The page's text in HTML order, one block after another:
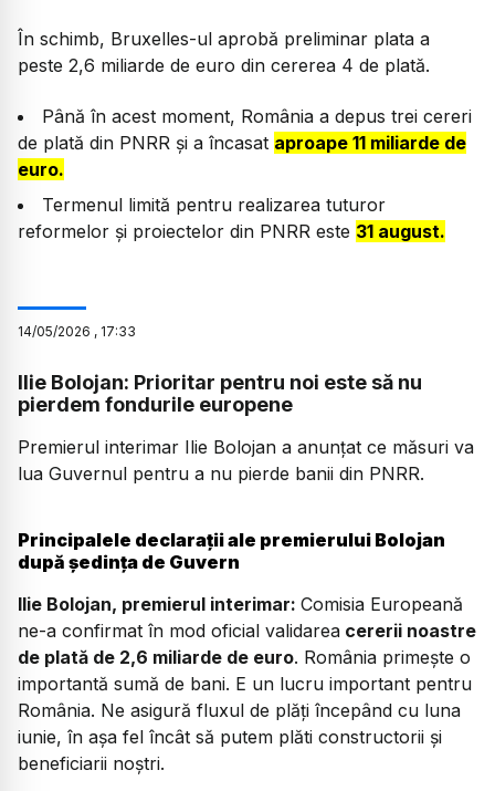
În schimb, Bruxelles-ul aprobă preliminar plata a
peste 2,6 miliarde de euro din cererea 4 de plată.
Până în acest moment, România a depus trei cereri
de plată din PNRR și a încasat aproape 11 miliarde de
euro.
Termenul limită pentru realizarea tuturor
reformelor și proiectelor din PNRR este 31 august.
14/05/2026 , 17:33
Ilie Bolojan: Prioritar pentru noi este să nu
pierdem fondurile europene
Premierul interimar Ilie Bolojan a anunțat ce măsuri va
lua Guvernul pentru a nu pierde banii din PNRR.
Principalele declarații ale premierului Bolojan
după ședința de Guvern
Ilie Bolojan, premierul interimar: Comisia Europeană
ne-a confirmat în mod oficial validarea cererii noastre
de plată de 2,6 miliarde de euro. România primește o
importantă sumă de bani. E un lucru important pentru
România. Ne asigură fluxul de plăți începând cu luna
iunie, în așa fel încât să putem plăti constructorii și
beneficiarii noștri.